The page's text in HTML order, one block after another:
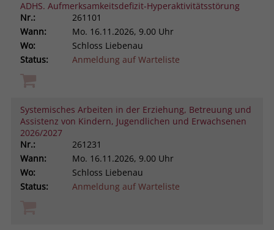
ADHS. Aufmerksamkeitsdefizit-Hyperaktivitätsstörung
Nr.:
261101
Wann:
Mo. 16.11.2026, 9.00 Uhr
Wo:
Schloss Liebenau
Status:
Anmeldung auf Warteliste
Systemisches Arbeiten in der Erziehung, Betreuung und
Assistenz von Kindern, Jugendlichen und Erwachsenen
2026/2027
Nr.:
261231
Wann:
Mo. 16.11.2026, 9.00 Uhr
Wo:
Schloss Liebenau
Status:
Anmeldung auf Warteliste